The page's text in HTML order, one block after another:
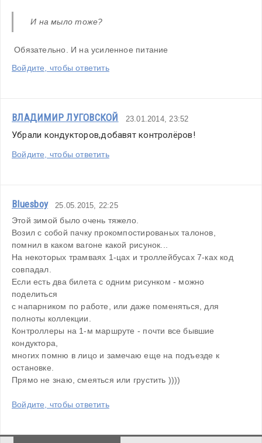
И на мыло тоже?
Обязательно. И на усиленное питание
Войдите, чтобы ответить
ВЛАДИМИР ЛУГОВСКОЙ 23.01.2014, 23:52
Убрали кондукторов,добавят контролёров!
Войдите, чтобы ответить
Bluesboy 25.05.2015, 22:25
Этой зимой было очень тяжело.
Возил с собой пачку прокомпостированых талонов,
помнил в каком вагоне какой рисунок...
На некоторых трамваях 1-цах и троллейбусах 7-ках код
совпадал.
Если есть два билета с одним рисунком - можно
поделиться
с напарником по работе, или даже поменяться, для
полноты коллекции.
Контроллеры на 1-м маршруте - почти все бывшие
кондуктора,
многих помню в лицо и замечаю еще на подъезде к
остановке.
Прямо не знаю, смеяться или грустить ))))
Войдите, чтобы ответить